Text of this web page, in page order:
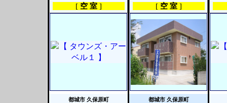
[ 空 室]
都城市 久保原町
[ 空 室]
都城市 久保原町